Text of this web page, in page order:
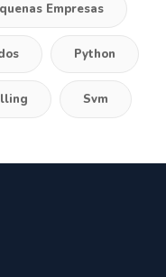
Empresas
Python
Svm